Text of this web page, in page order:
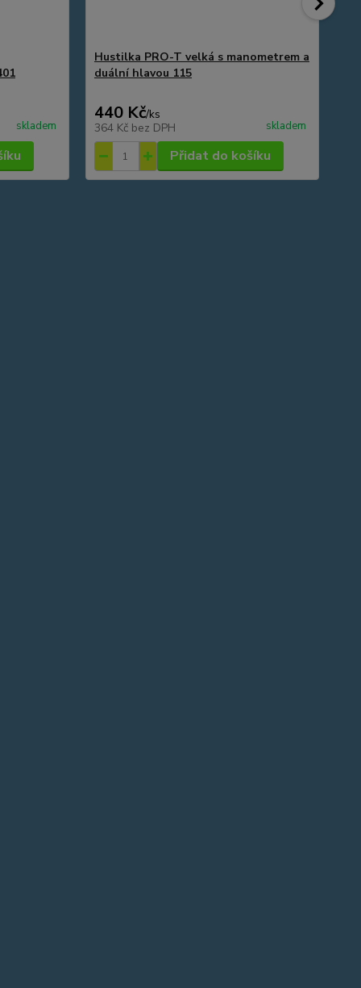
skladem
Hustilka PRO-T velká s manometrem a
duální hlavou 115
440 Kč/ks
364 Kč bez DPH skladem
Přidat do košíku